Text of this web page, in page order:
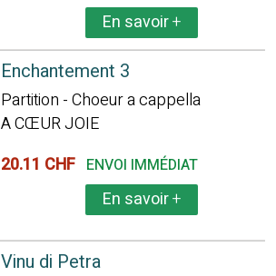
En savoir+
Enchantement 3
Partition - Choeur a cappella
A CŒUR JOIE
20.11 CHF ENVOI IMMÉDIAT
En savoir+
Vinu di Petra